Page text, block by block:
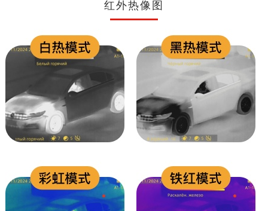
红外热像图